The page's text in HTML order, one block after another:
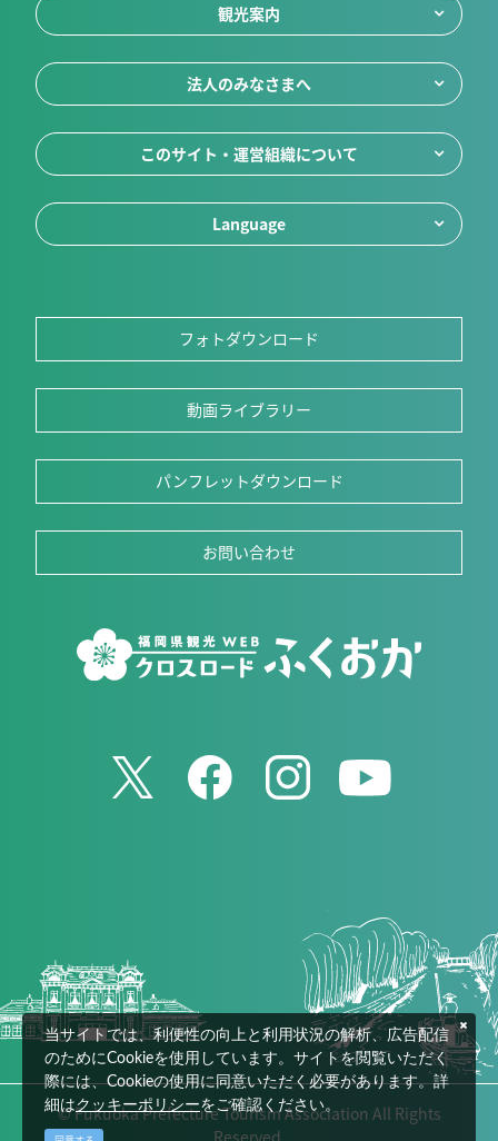
観光案内
法人のみなさまへ
このサイト・運営組織について
Language
フォトダウンロード
動画ライブラリー
パンフレットダウンロード
お問い合わせ
© Fukuoka Prefecture Tourism Association All Rights
当サイトでは、利便性の向上と利用状況の解析、広告配信
のためにCookieを使用しています。サイトを閲覧いただく
際には、Cookieの使用に同意いただく必要があります。詳
細はクッキーポリシーをご確認ください。